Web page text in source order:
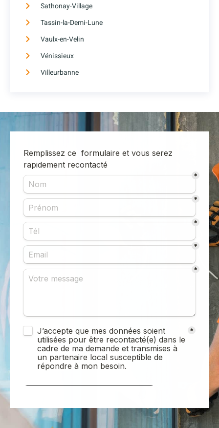
Sathonay-Village
Tassin-la-Demi-Lune
Vaulx-en-Velin
Vénissieux
Villeurbanne